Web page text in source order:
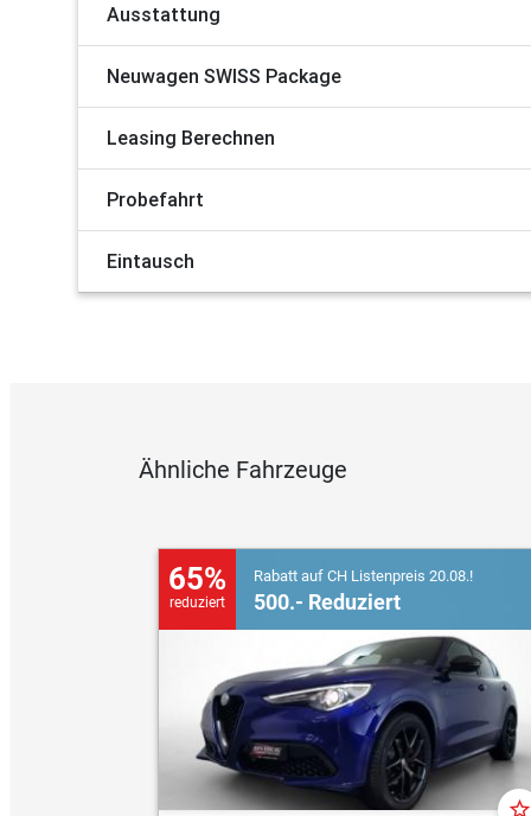
Ausstattung
Neuwagen SWISS Package
Leasing Berechnen
Probefahrt
Eintausch
Ähnliche Fahrzeuge
65%
reduziert
Rabatt auf CH Listenpreis 20.08.!
500.- Reduziert
star_border